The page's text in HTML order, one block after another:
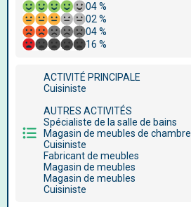
04 %
02 %
04 %
16 %
ACTIVITÉ PRINCIPALE
Cuisiniste
AUTRES ACTIVITÉS
Spécialiste de la salle de bains
Magasin de meubles de chambre
Cuisiniste
Fabricant de meubles
Magasin de meubles
Magasin de meubles
Cuisiniste